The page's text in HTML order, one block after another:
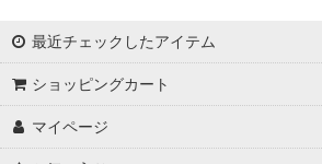
最近チェックしたアイテム
ショッピングカート
マイページ